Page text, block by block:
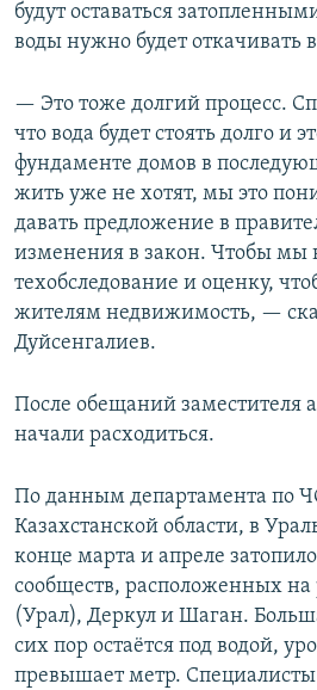
будут оставаться
воды нужно будет откачивать
— Это тоже долгий процесс.
что вода будет стоять долго и
фундаменте домов в
жить уже не хотят, мы это
давать предложение в
изменения в закон. Чтобы мы
техобследование и оценку,
жителям недвижимость, —
Дуйсенгалиев.
После обещаний заместителя
начали расходиться.
По данным департамента по
Казахстанской области, в
конце марта и апреле
сообществ, расположенных
(Урал), Деркул и Шаган.
сих пор остаётся под водой,
превышает метр. Специалисты